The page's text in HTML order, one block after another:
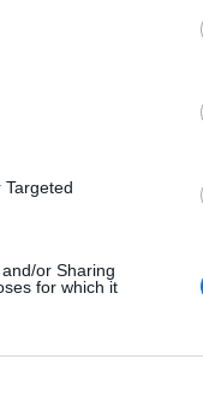
or Sharing
for which it
három egymást
teli
ünnepelte
A Budapest
ben az egykori
ember előtt
Gábornak, aki